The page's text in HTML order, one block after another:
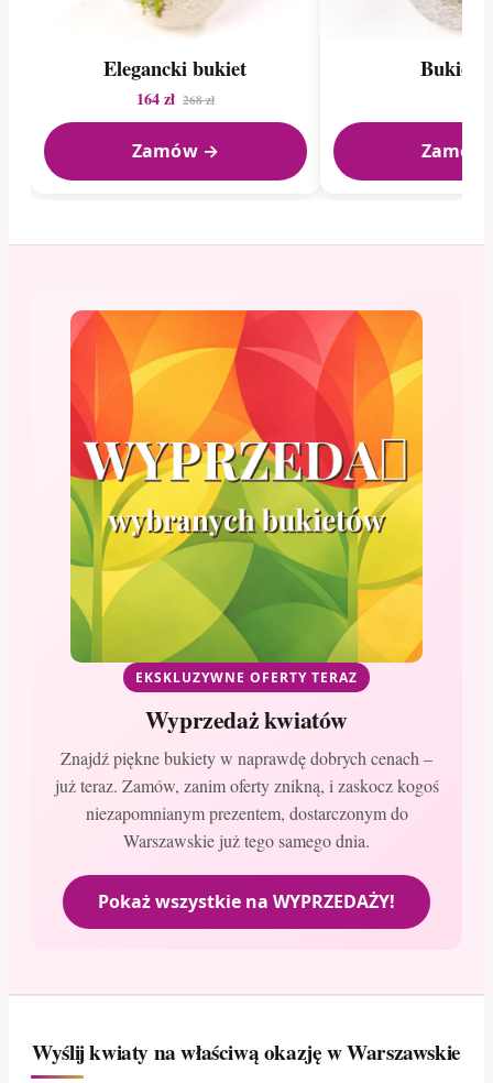
Elegancki bukiet
164 zł 268 zł
Zamów →
Bukiet
EKSKLUZYWNE OFERTY TERAZ
Wyprzedaż kwiatów
Znajdź piękne bukiety w naprawdę dobrych cenach –
już teraz. Zamów, zanim oferty znikną, i zaskocz kogoś
niezapomnianym prezentem, dostarczonym do
Warszawskie już tego samego dnia.
Pokaż wszystkie na WYPRZEDAŻY!
Wyślij kwiaty na właściwą okazję w Warszawskie